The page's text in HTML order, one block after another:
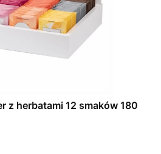
z herbatami 12 smaków 180